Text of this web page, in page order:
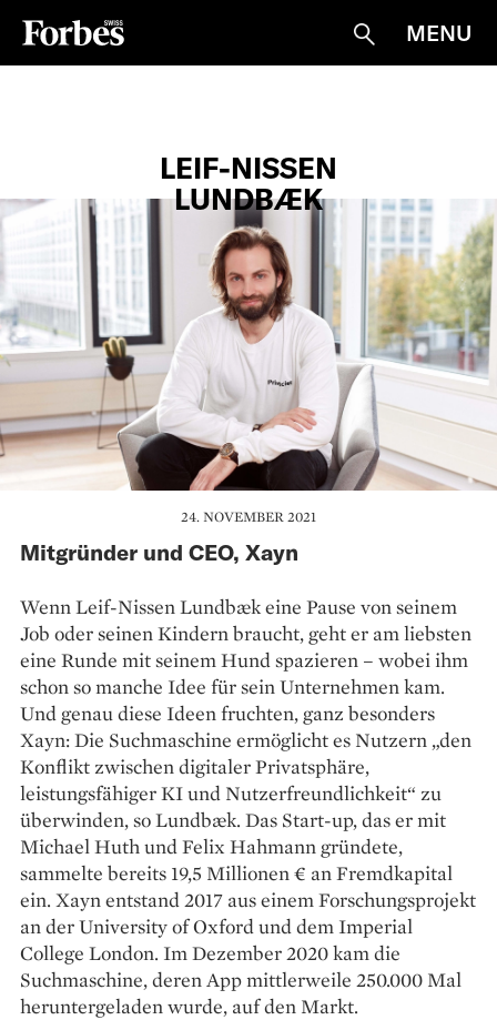
Suche
MENU
LEIF-NISSEN
LUNDBÆK
24. NOVEMBER 2021
Mitgründer und CEO, Xayn
Wenn Leif-Nissen Lundbæk eine Pause von seinem
Job oder seinen Kindern braucht, geht er am liebsten
eine Runde mit seinem Hund spazieren – wobei ihm
schon so manche Idee für sein Unternehmen kam.
Und genau diese Ideen fruchten, ganz besonders
Xayn: Die Suchmaschine ermöglicht es Nutzern „den
Konflikt zwischen digitaler Privatsphäre,
leistungsfähiger KI und Nutzerfreundlichkeit“ zu
überwinden, so Lundbæk. Das Start-up, das er mit
Michael Huth und Felix Hahmann gründete,
sammelte bereits 19,5 Millio­nen € an Fremdkapital
ein. Xayn entstand 2017 aus einem Forschungsprojekt
an der University of Oxford und dem Imperial
College London. Im Dezember 2020 kam die
Suchmaschine, deren App mittlerweile 250.000 Mal
heruntergeladen wurde, auf den Markt.